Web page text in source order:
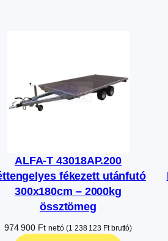
ALFA-T 43018AP.200
fékezett utánfutó
300x180cm – 2000kg
össztömeg
974 900 Ft nettó (1 238 123 Ftbruttó)